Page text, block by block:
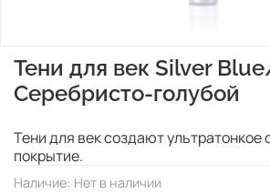
Наличие: Нет в наличии
Тени для век Silver
Серебристо-голубой
Тени для век создают ультратонкое
покрытие.